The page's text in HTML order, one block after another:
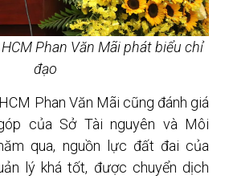
Phan Văn Mãi phát biểu chỉ
đạo
Phan Văn Mãi cũng đánh giá
của Sở Tài nguyên và Môi
qua, nguồn lực đất đai của
lý khá tốt, được chuyển dịch